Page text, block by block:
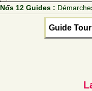
Nos 12 Guides :
Guide